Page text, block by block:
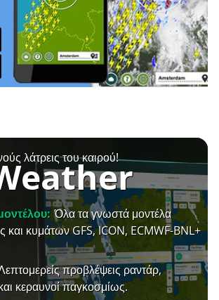
λάτρεις του καιρού!
Όλα τα γνωστά μοντέλα
και κυμάτων GFS, ICON, ECMWF-BNL+
προβλέψεις ραντάρ,
κεραυνοί παγκοσμίως.